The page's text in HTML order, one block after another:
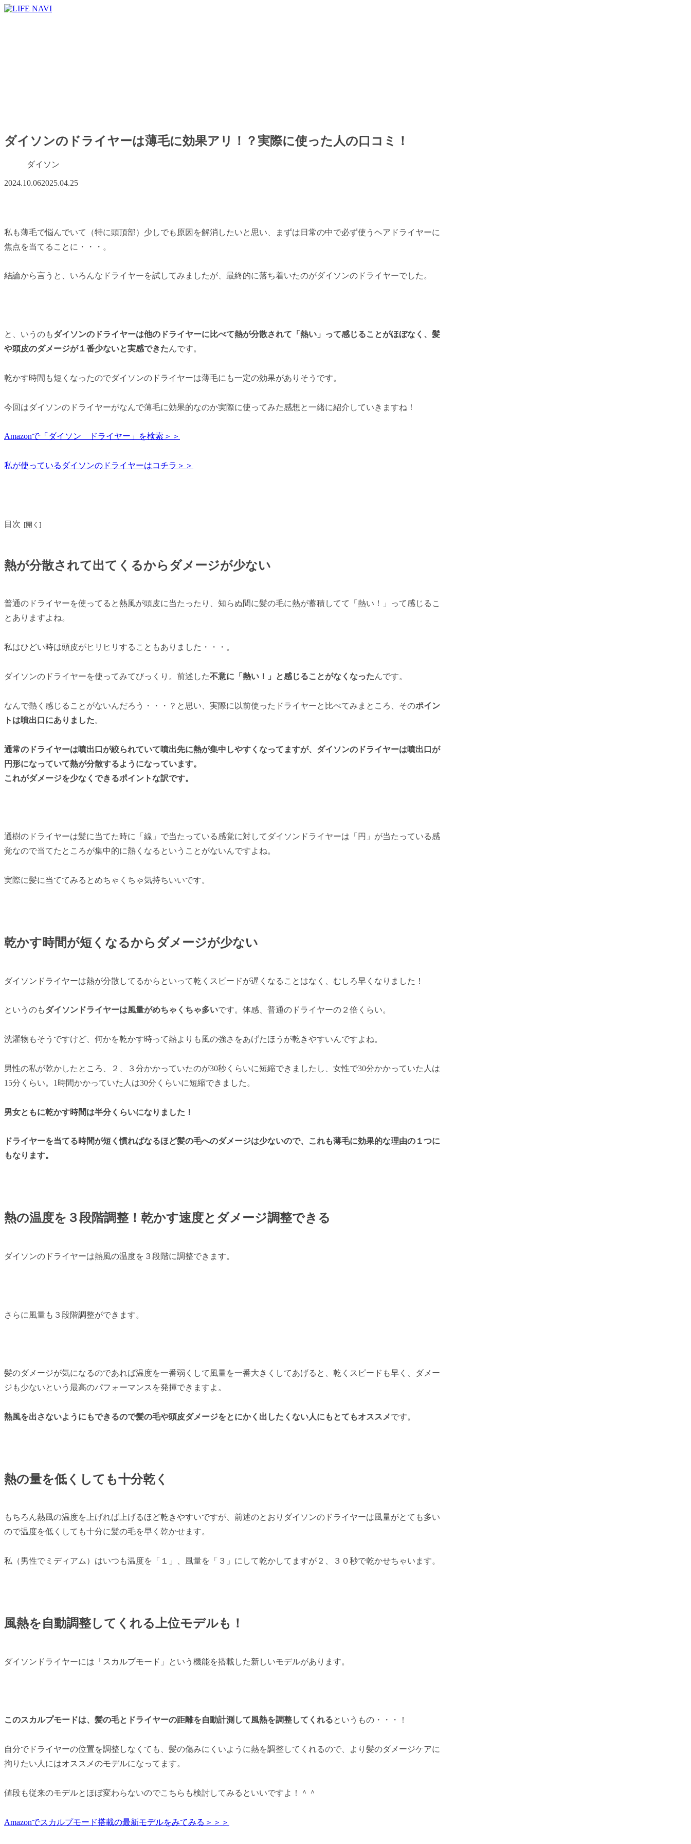
ダイソンのドライヤーは薄毛に効果アリ！？実際に使った人の口コミ！
ダイソン
2024.10.062025.04.25
私も薄毛で悩んでいて（特に頭頂部）少しでも原因を解消したいと思い、まずは日常の中で必ず使うヘアドライヤーに
焦点を当てることに・・・。
結論から言うと、いろんなドライヤーを試してみましたが、最終的に落ち着いたのがダイソンのドライヤーでした。
と、いうのもダイソンのドライヤーは他のドライヤーに比べて熱が分散されて「熱い」って感じることがほぼなく、髪
や頭皮のダメージが１番少ないと実感できたんです。
乾かす時間も短くなったのでダイソンのドライヤーは薄毛にも一定の効果がありそうです。
今回はダイソンのドライヤーがなんで薄毛に効果的なのか実際に使ってみた感想と一緒に紹介していきますね！
Amazonで「ダイソン ドライヤー」を検索＞＞
私が使っているダイソンのドライヤーはコチラ＞＞
目次
熱が分散されて出てくるからダメージが少ない
普通のドライヤーを使ってると熱風が頭皮に当たったり、知らぬ間に髪の毛に熱が蓄積してて「熱い！」って感じるこ
とありますよね。
私はひどい時は頭皮がヒリヒリすることもありました・・・。
ダイソンのドライヤーを使ってみてびっくり。前述した不意に「熱い！」と感じることがなくなったんです。
なんで熱く感じることがないんだろう・・・？と思い、実際に以前使ったドライヤーと比べてみまところ、そのポイン
トは噴出口にありました。
通常のドライヤーは噴出口が絞られていて噴出先に熱が集中しやすくなってますが、ダイソンのドライヤーは噴出口が
円形になっていて熱が分散するようになっています。
これがダメージを少なくできるポイントな訳です。
通樹のドライヤーは髪に当てた時に「線」で当たっている感覚に対してダイソンドライヤーは「円」が当たっている感
覚なので当てたところが集中的に熱くなるということがないんですよね。
実際に髪に当ててみるとめちゃくちゃ気持ちいいです。
乾かす時間が短くなるからダメージが少ない
ダイソンドライヤーは熱が分散してるからといって乾くスピードが遅くなることはなく、むしろ早くなりました！
というのもダイソンドライヤーは風量がめちゃくちゃ多いです。体感、普通のドライヤーの２倍くらい。
洗濯物もそうですけど、何かを乾かす時って熱よりも風の強さをあげたほうが乾きやすいんですよね。
男性の私が乾かしたところ、２、３分かかっていたのが30秒くらいに短縮できましたし、女性で30分かかっていた人は
15分くらい。1時間かかっていた人は30分くらいに短縮できました。
男女ともに乾かす時間は半分くらいになりました！
ドライヤーを当てる時間が短く慣ればなるほど髪の毛へのダメージは少ないので、これも薄毛に効果的な理由の１つに
もなります。
熱の温度を３段階調整！乾かす速度とダメージ調整できる
ダイソンのドライヤーは熱風の温度を３段階に調整できます。
さらに風量も３段階調整ができます。
髪のダメージが気になるのであれば温度を一番弱くして風量を一番大きくしてあげると、乾くスピードも早く、ダメー
ジも少ないという最高のパフォーマンスを発揮できますよ。
熱風を出さないようにもできるので髪の毛や頭皮ダメージをとにかく出したくない人にもとてもオススメです。
熱の量を低くしても十分乾く
もちろん熱風の温度を上げれば上げるほど乾きやすいですが、前述のとおりダイソンのドライヤーは風量がとても多い
ので温度を低くしても十分に髪の毛を早く乾かせます。
私（男性でミディアム）はいつも温度を「１」、風量を「３」にして乾かしてますが２、３０秒で乾かせちゃいます。
風熱を自動調整してくれる上位モデルも！
ダイソンドライヤーには「スカルプモード」という機能を搭載した新しいモデルがあります。
このスカルプモードは、髪の毛とドライヤーの距離を自動計測して風熱を調整してくれるというもの・・・！
自分でドライヤーの位置を調整しなくても、髪の傷みにくいように熱を調整してくれるので、
より髪のダメージケアに
拘りたい人にはオススメのモデルになってます。
値段も従来のモデルとほぼ変わらないのでこちらも検討してみるといいですよ！＾＾
Amazonでスカルプモード搭載の最新モデルをみてみる＞＞＞